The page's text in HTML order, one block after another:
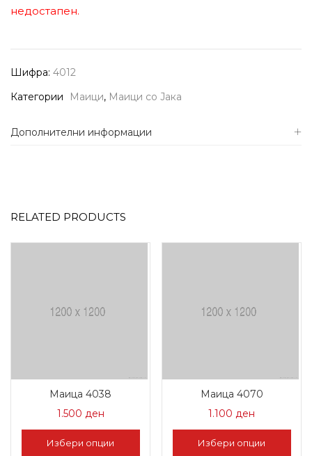
недостапен.
Шифра: 4012
Категории
Маици, Маици со Јака
Дополнителни информации
RELATED PRODUCTS
Маица 4038
1.500 ден
Избери опции
Маица 4070
1.100 ден
Избери опции